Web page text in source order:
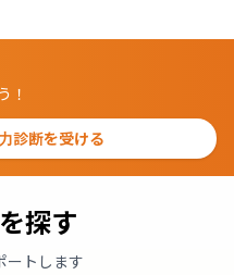
！
診断を受ける
探す
ートします